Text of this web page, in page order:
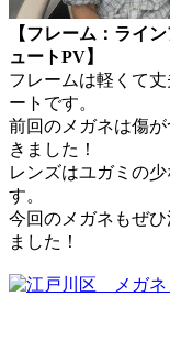
【フレーム：ライ
ュートPV】
フレームは軽くて
ートです。
前回のメガネは傷
きました！
レンズはユガミの
す。
今回のメガネもぜ
ました！